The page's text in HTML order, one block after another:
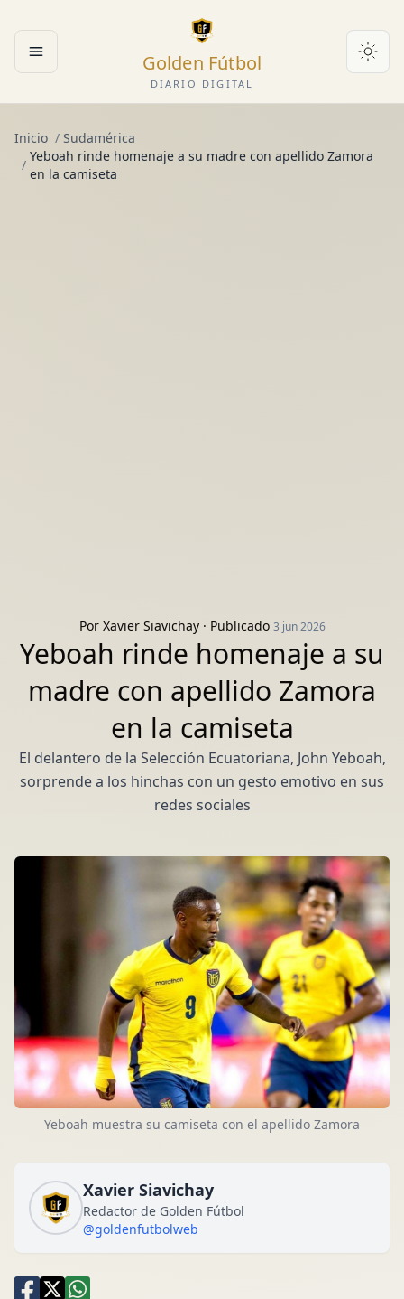
Abrir menú Golden Fútbol
DIARIO DIGITAL
Inicio / Sudamérica
/
Yeboah rinde homenaje a su madre con apellido Zamora
en la camiseta
Por Xavier Siavichay· Publicado 3 jun 2026
Yeboah rinde homenaje a su
madre con apellido Zamora
en la camiseta
El delantero de la Selección Ecuatoriana, John Yeboah,
sorprende a los hinchas con un gesto emotivo en sus
redes sociales
Yeboah muestra su camiseta con el apellido Zamora
Xavier Siavichay
Redactor de Golden Fútbol
@goldenfutbolweb